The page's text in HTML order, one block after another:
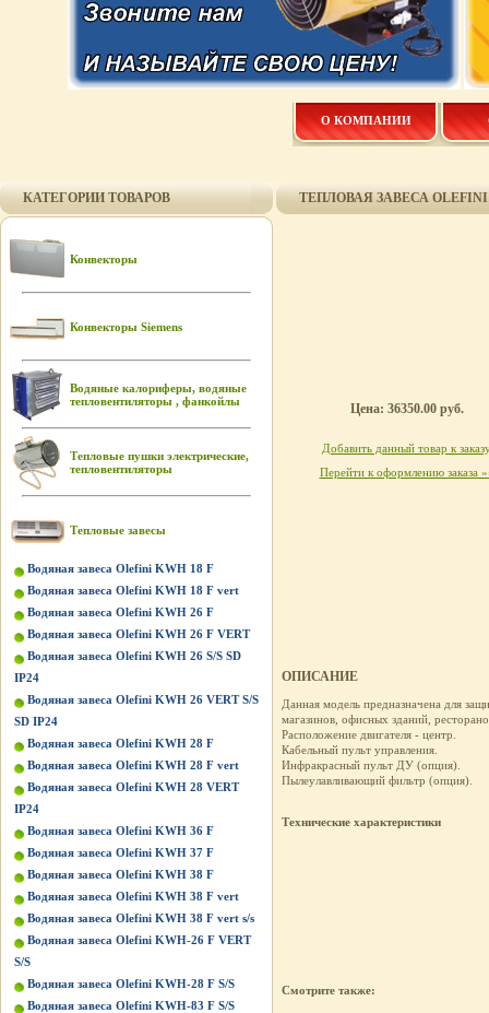
О КОМПАНИИ
КАТЕГОРИИ ТОВАРОВ
Конвекторы
Конвекторы Siemens
Водяные калориферы, водяные
тепловентиляторы , фанкойлы
Тепловые пушки электрические,
тепловентиляторы
Тепловые завесы
Водяная завеса Olefini KWH 18 F
Водяная завеса Olefini KWH 18 F vert
Водяная завеса Olefini KWH 26 F
Водяная завеса Olefini KWH 26 F VERT
Водяная завеса Olefini KWH 26 S/S SD
IP24
Водяная завеса Olefini KWH 26 VERT S/S
SD IP24
Водяная завеса Olefini KWH 28 F
Водяная завеса Olefini KWH 28 F vert
Водяная завеса Olefini KWH 28 VERT
IP24
Водяная завеса Olefini KWH 36 F
Водяная завеса Olefini KWH 37 F
Водяная завеса Olefini KWH 38 F
Водяная завеса Olefini KWH 38 F vert
Водяная завеса Olefini KWH 38 F vert s/s
Водяная завеса Olefini KWH-26 F VERT
S/S
Водяная завеса Olefini KWH-28 F S/S
Водяная завеса Olefini KWH-83 F S/S
ТЕПЛОВАЯ ЗАВЕСА OLEFINI
Цена: 36350.00 руб.
Добавить данный товар к
Перейти к оформлению заказа
ОПИСАНИЕ
Данная модель предназначена для
магазинов, офисных зданий,
Расположение двигателя - центр.
Кабельный пульт управления.
Инфракрасный пульт ДУ (опция).
Пылеулавливающий фильтр (опция).
Технические характеристики
Смотрите также: